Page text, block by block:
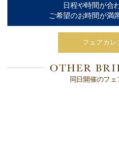
日程や時間が合
ご希望のお時間が満
フェアカレ
OTHER
同日開催のフェ